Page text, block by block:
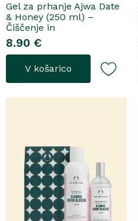
Gel za prhanje Ajwa Date
& Honey (250 ml) –
Čiščenje in
pomladitevSpremenite
svoje vsakodnevno
prhanje v razkošen
orientalski ritual z gelom
za prhanje Ajwa Date &
8.90 €
V košarico